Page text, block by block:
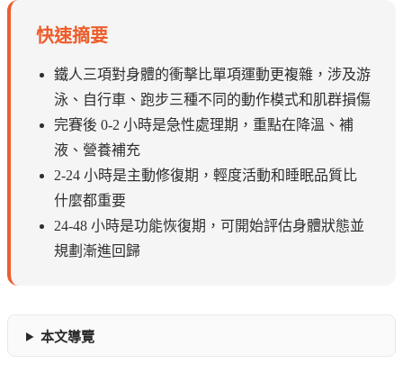
快速摘要
鐵人三項對身體的衝擊比單項運動更複雜，涉及游
泳、自行車、跑步三種不同的動作模式和肌群損傷
完賽後 0-2 小時是急性處理期，重點在降溫、補
液、營養補充
2-24 小時是主動修復期，輕度活動和睡眠品質比
什麼都重要
24-48 小時是功能恢復期，可開始評估身體狀態並
規劃漸進回歸
本文導覽